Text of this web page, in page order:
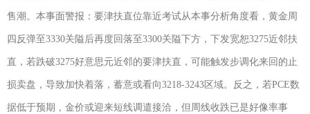
售潮。本事面警报：要津扶直位靠近考试从本事分析角度看，黄金周
四反弹至3330关隘后再度回落至3300关隘下方，下发宽恕3275近邻扶
直，若跌破3275好意思元近邻的要津扶直，可能触发步调化来回的止
损卖盘，导致加快着落，蓄意或看向3218-3243区域。反之，若PCE数
据低于预期，金价或迎来短线调遣接洽，但周线收跌已是好像率事